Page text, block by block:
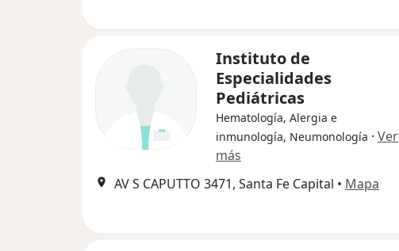
Instituto de
Especialidades
Pediátricas
Hematología, Alergia e
inmunología, Neumonología · Ver
más
AV S CAPUTTO 3471, Santa Fe Capital • Mapa